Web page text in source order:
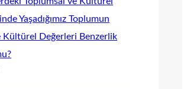
Yaşadığımız Toplumun
Kültürel Değerleri Benzerlik